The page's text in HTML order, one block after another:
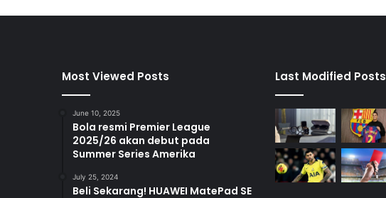
Most Viewed Posts
June 10, 2025
Bola resmi Premier League
2025/26 akan debut pada
Summer Series Amerika
July 25, 2024
Beli Sekarang! HUAWEI MatePad SE
Last Modified Posts